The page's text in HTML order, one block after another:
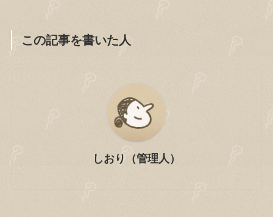
この記事を書いた人
しおり（管理人）